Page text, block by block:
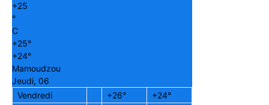
+25
°
C
+25°
+24°
Mamoudzou
Jeudi, 06
Vendredi
+26° +24°